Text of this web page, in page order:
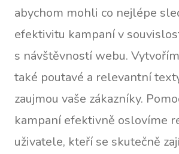
abychom mohli co nejlépe
efektivitu kampaní v
s návštěvností webu.
také poutavé a relevantní
zaujmou vaše zákazníky.
kampaní efektivně oslovíme
uživatele, kteří se skutečně